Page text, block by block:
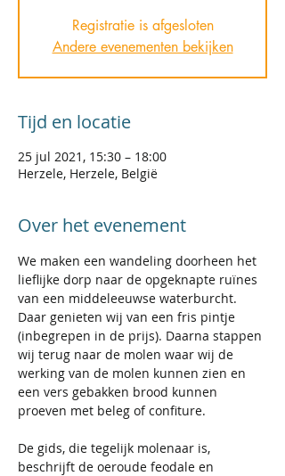
Registratie is afgesloten
Andere evenementen bekijken
Tijd en locatie
25 jul 2021, 15:30 – 18:00
Herzele, Herzele, België
Over het evenement
We maken een wandeling doorheen het
lieflijke dorp naar de opgeknapte ruïnes
van een middeleeuwse waterburcht.
Daar genieten wij van een fris pintje
(inbegrepen in de prijs). Daarna stappen
wij terug naar de molen waar wij de
werking van de molen kunnen zien en
een vers gebakken brood kunnen
proeven met beleg of confiture.
De gids, die tegelijk molenaar is,
beschrijft de oeroude feodale en